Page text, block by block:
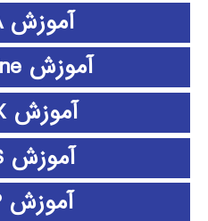
آموزش CATIA
آموزش clementine
آموزش CPLEX
آموزش EDIUS
آموزش EMTP